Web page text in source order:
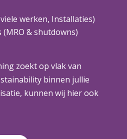
werken, Installaties)
(MRO & shutdowns)
zoekt op vlak van
binnen jullie
kunnen wij hier ook